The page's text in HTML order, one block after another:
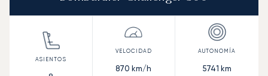
870 km/h 5741 km